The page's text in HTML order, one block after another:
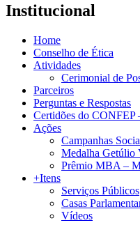
Institucional
Home
Conselho de Ética
Atividades
Cerimonial de
Parceiros
Perguntas e Respostas
Certidões do CONFEP
Ações
Campanhas
Medalha Getúlio
Prêmio MBA –
+Itens
Serviços Públicos
Casas
Vídeos